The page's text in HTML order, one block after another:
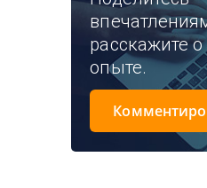
расскажите
опыте.